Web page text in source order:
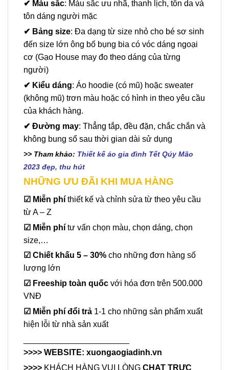
✔ Màu sắc: Màu sắc ưu nhã, thanh lịch, tôn da và
tôn dáng người mặc
✔ Bảng size: Đa dạng từ size nhỏ cho bé sơ sinh
đến size lớn ông bố bụng bia có vóc dáng ngoại
cơ (Gạo House may đo theo dáng của từng
người)
✔ Kiểu dáng: Áo hoodie (có mũ) hoặc sweater
(không mũ) trơn màu hoặc có hình in theo yêu cầu
của khách hàng.
✔ Đường may: Thẳng tắp, đều đặn, chắc chắn và
không bung sổ sau thời gian dài sử dụng
>> Tham khảo: Thiết kế áo gia đình Tết Qúy Mão
2023 đẹp, thu hút
NHỮNG ƯU ĐÃI KHI MUA HÀNG
☑ Miễn phí thiết kế và chỉnh sửa từ theo yêu cầu
từ A – Z
☑ Miễn phí tư vấn chọn màu, chọn dáng, chọn
size,…
☑ Chiết khấu 5 – 30% cho những đơn hàng số
lượng lớn
☑ Freeship toàn quốc với hóa đơn trên 500.000
VNĐ
☑ Miễn phí đổi trả 1-1 cho những sản phẩm xuất
hiện lỗi từ nhà sản xuất
>>>> WEBSITE: xuongaogiadinh.vn
>>>> KHÁCH HÀNG VUI LÒNG CHAT TRỰC